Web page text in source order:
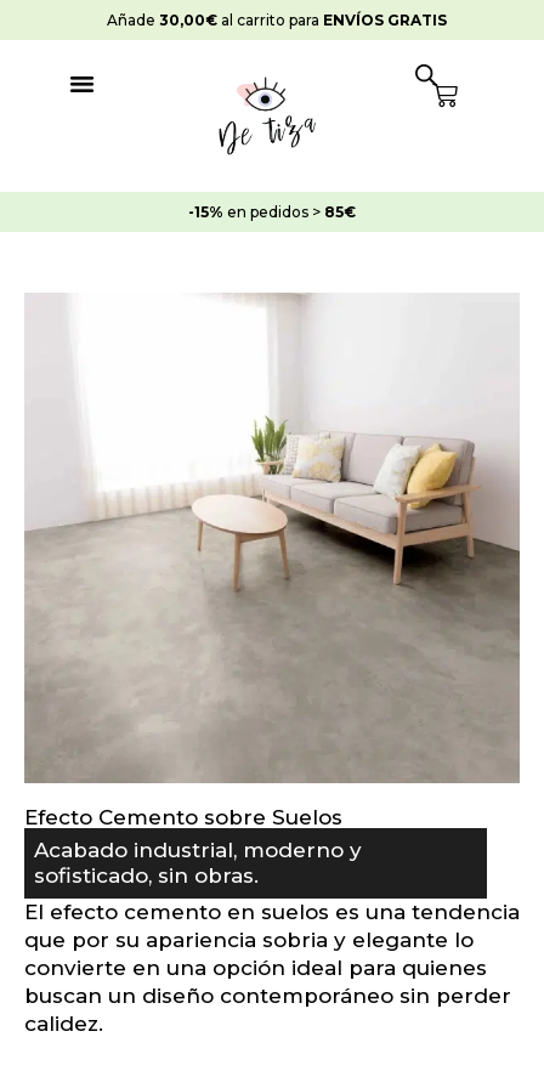
al
Añade 30,00€ al carrito para ENVÍOS GRATIS
Cart
-15% en pedidos > 85€
Efecto Cemento sobre Suelos
Acabado industrial, moderno y
sofisticado, sin obras.
El efecto cemento en suelos es una tendencia
que por su apariencia sobria y elegante lo
convierte en una opción ideal para quienes
buscan un diseño contemporáneo sin perder
calidez.